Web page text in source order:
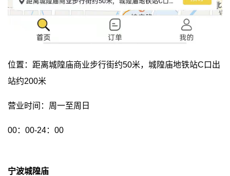
位置：距离城隍庙商业步行街约50米，城隍庙地铁站C口出
站约200米
营业时间：周一至周日
00：00-24：00
宁波城隍庙